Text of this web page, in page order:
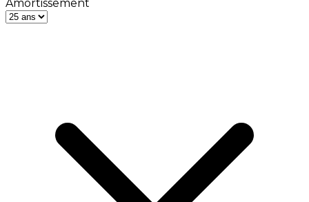
Amortissement